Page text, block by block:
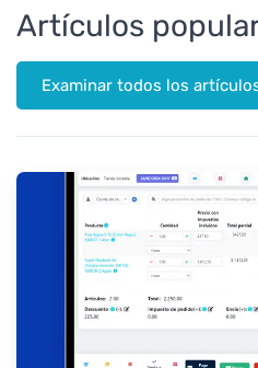
Artículos
Examinar todos los